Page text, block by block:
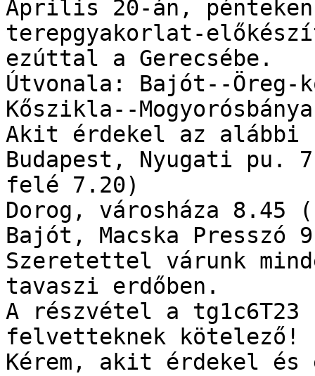
Április 20-án,
terepgyakorlat-
ezúttal a Gerecsébe.
Útvonala: Bajót--
Kőszikla--
Akit érdekel az alábbi
Budapest, Nyugati pu.
felé 7.20)
Dorog, városháza
Bajót, Macska Presszó
Szeretettel várunk
tavaszi erdőben.
A részvétel a tg1c6T23
felvetteknek kötelező!
Kérem, akit érdekel